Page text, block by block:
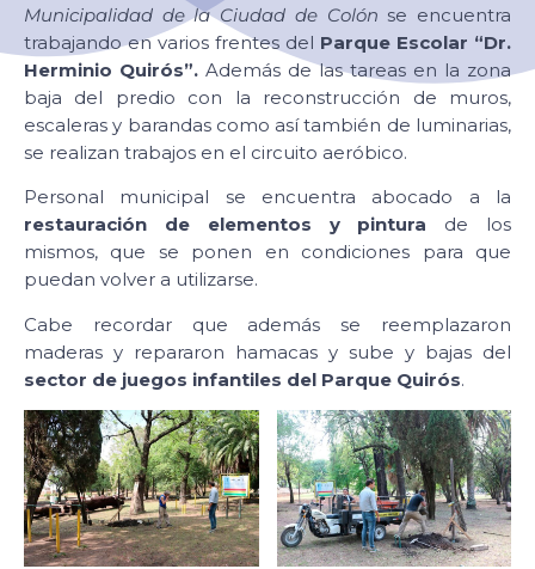
Municipalidad de la Ciudad de Colón se encuentra
trabajando en varios frentes del Parque Escolar “Dr.
Herminio Quirós”. Además de las tareas en la zona
baja del predio con la reconstrucción de muros,
escaleras y barandas como así también de luminarias,
se realizan trabajos en el circuito aeróbico.
Personal municipal se encuentra abocado a la
restauración de elementos y pintura de los
mismos, que se ponen en condiciones para que
puedan volver a utilizarse.
Cabe recordar que además se reemplazaron
maderas y repararon hamacas y sube y bajas del
sector de juegos infantiles del Parque Quirós.